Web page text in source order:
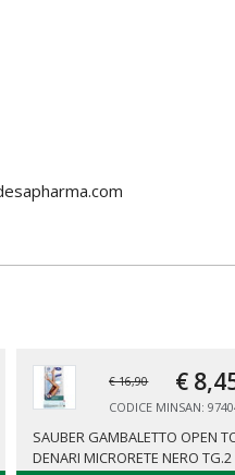
€ 16,90 € 8,
CODICE MINSAN:
SAUBER GAMBALETTO OPEN
DENARI MICRORETE NERO TG.2